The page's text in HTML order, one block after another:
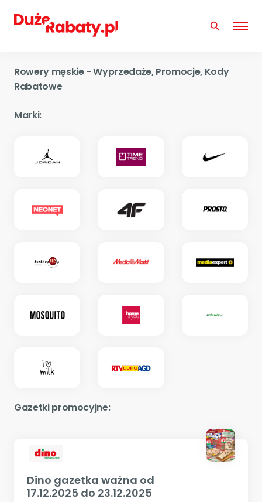
search
Rowery męskie - Wyprzedaże, Promocje, Kody
Rabatowe
Marki:
Gazetki promocyjne:
Dino gazetka ważna od
17.12.2025 do 23.12.2025